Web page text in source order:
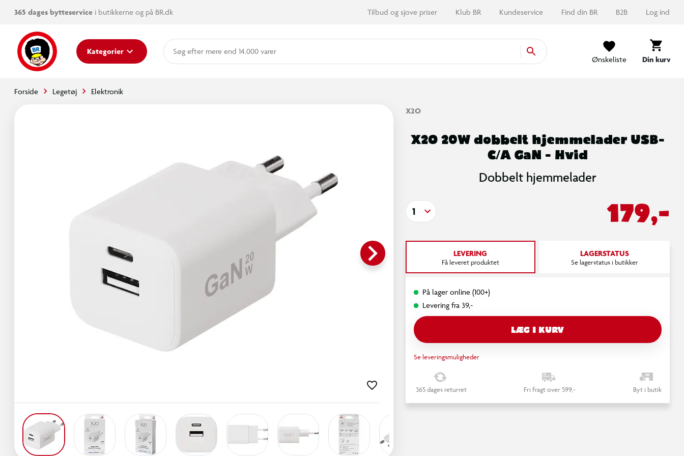
365 dages bytteservice i butikkerne og på BR.dk Tilbud og sjove priser Klub BR Kundeservice Find din BR B2B Log ind
Kategorier
mere end 14.000 varer
Ønskeliste
Din kurv
Forside Legetøj Elektronik
keyboard_arrow_right
X2O
X2O 20W dobbelt hjemmelader USB-
C/A GaN - Hvid
Dobbelt hjemmelader
179,-
1
LEVERING
Få leveret produktet
LAGERSTATUS
Se lagerstatus i butikker
På lager online (100+)
Levering fra 39,-
LÆG I KURV
Se leveringsmuligheder
365 dages returret Fri fragt over 599,- Byt i butik